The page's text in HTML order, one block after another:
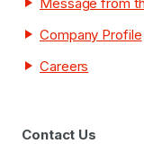
Company Profile
Careers
Contact Us